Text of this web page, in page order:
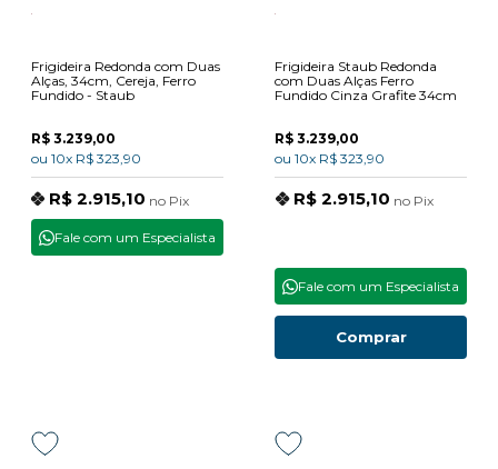
Frigideira Redonda com Duas
Alças, 34cm, Cereja, Ferro
Fundido - Staub
R$ 3.239,00
ou 10x R$ 323,90
R$ 2.915,10 no Pix
Fale com um Especialista
Frigideira Staub Redonda
com Duas Alças Ferro
Fundido Cinza Grafite 34cm
R$ 3.239,00
ou 10x R$ 323,90
R$ 2.915,10 no Pix
Comprar
Fale com um Especialista